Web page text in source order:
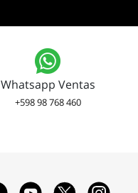
Whatsapp Ventas
+598 98 768 460